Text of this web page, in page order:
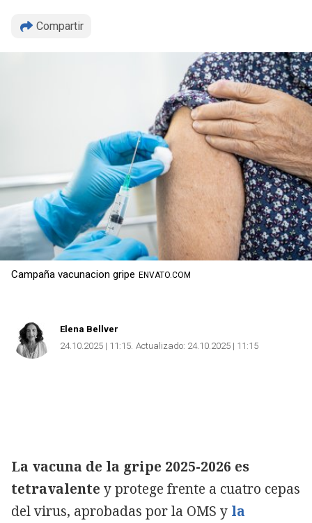
Compartir
Campaña vacunacion gripe ENVATO.COM
Elena Bellver
24.10.2025 | 11:15 Actualizado: 24.10.2025 | 11:15
La vacuna de la gripe 2025-2026 es
tetravalente y protege frente a cuatro cepas
del virus, aprobadas por la OMS y la